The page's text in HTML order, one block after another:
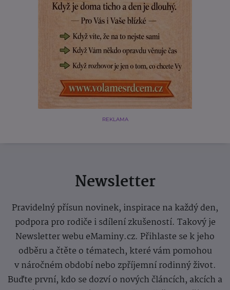
REKLAMA
Newsletter
Pravidelný přísun novinek, inspirace na každý den,
podpora pro rodiče i sdílení zkušeností. Takový je
Newsletter webu eMaminy.cz. Přihlaste se k jeho
odběru a čtěte o tématech, které vám pomohou
v náročném období nebo zpříjemní rodinný život.
Buďte první, kdo se dozví o nových článcích, akcích a